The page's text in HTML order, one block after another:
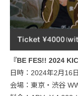
『BE FES!! 2024
日時：2024年2月16
会場：東京・渋谷